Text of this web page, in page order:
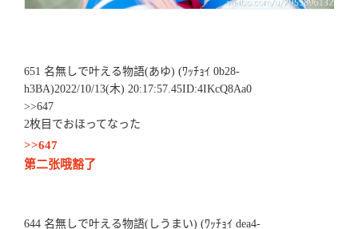
651 名無しで叶える物語(あゆ) (ﾜｯﾁｮｲ 0b28-
h3BA)2022/10/13(木) 20:17:57.45ID:4IKcQ8Aa0
>>647
2枚目でおほってなった
>>647
第二张哦豁了
644 名無しで叶える物語(しうまい) (ﾜｯﾁｮｲ dea4-